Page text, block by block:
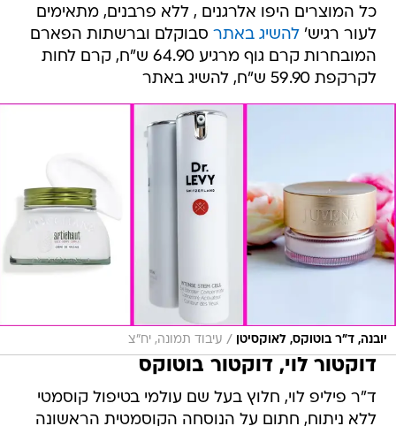
כל המוצרים היפו אלרגנים , ללא פרבנים, מתאימים
לעור רגיש'להשיג באתר סבוקלם וברשתות הפארם
המובחרות קרם גוף מרגיע 64.90 ש"ח, קרם לחות
לקרקפת 59.90 ש"ח, להשיג באתר
יובנה, ד״ר בוטוקס, לאוקסיטן / עיבוד תמונה, יח"צ
דוקטור לוי, דוקטור בוטוקס
ד"ר פיליפ לוי, חלוץ בעל שם עולמי בטיפול קוסמטי
ללא ניתוח, חתום על הנוסחה הקוסמטית הראשונה